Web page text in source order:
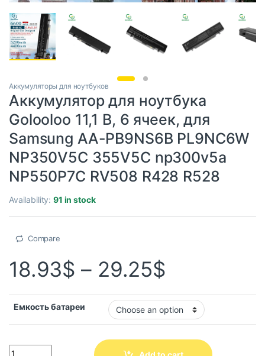
Аккумуляторы для ноутбуков
Аккумулятор для ноутбука
Golooloo 11,1 В, 6 ячеек, для
Samsung AA-PB9NS6B PL9NC6W
NP350V5C 355V5C np300v5a
NP550P7C RV508 R428 R528
Availability:91 in stock
Compare
18.93$ – 29.25$
Емкость батареи